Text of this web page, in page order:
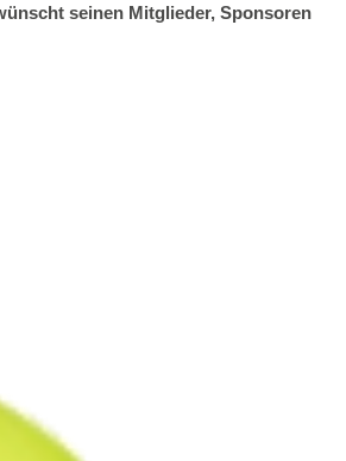
seinen Mitglieder, Sponsoren